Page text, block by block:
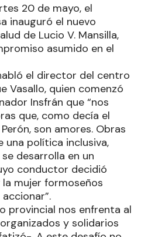
20 de mayo, el
inauguró el nuevo
de Lucio V. Mansilla,
asumido en el
el director del centro
Vasallo, quien comenzó
Insfrán que “nos
que, como decía el
son amores. Obras
una política inclusiva,
desarrolla en un
conductor decidió
mujer formoseños
provincial nos enfrenta al
y solidarios